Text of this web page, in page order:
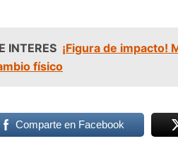
INTERES ¡Figura de impacto!
físico
Comparte en Facebook